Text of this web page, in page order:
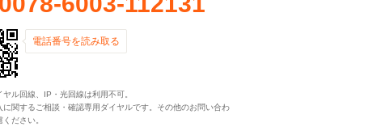
電話番号を読み取る
ル回線、IP・光回線は利用不可。
関するご相談・確認専用ダイヤルです。その他のお問い合わ
ださい。